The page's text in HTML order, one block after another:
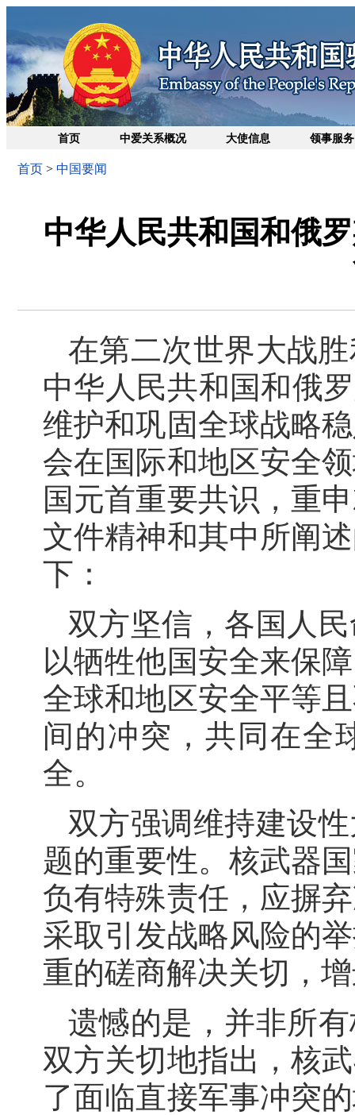
首页 中爱关系概况 大使信息 领事服务
首页 > 中国要闻
中华人民共和国和俄
在第二次世界大战
中华人民共和国和俄
维护和巩固全球战略
会在国际和地区安全
国元首重要共识，重
文件精神和其中所阐
下：
双方坚信，各国人
以牺牲他国安全来保
全球和地区安全平等
间的冲突，共同在全
全。
双方强调维持建设
题的重要性。核武器
负有特殊责任，应摒
采取引发战略风险的
重的磋商解决关切，
遗憾的是，并非所
双方关切地指出，核
了面临直接军事冲突